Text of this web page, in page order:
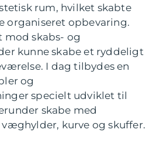
rum, hvilket skabte
organiseret opbevaring.
mod skabs- og
kunne skabe et ryddeligt
I dag tilbydes en
og
specielt udviklet til
skabe med
kurve og skuffer.